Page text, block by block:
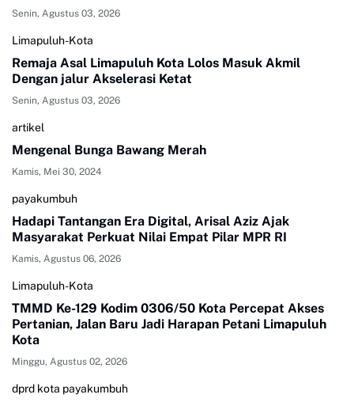
Senin, Agustus 03, 2026
Limapuluh-Kota
Remaja Asal Limapuluh Kota Lolos Masuk Akmil
Dengan jalur Akselerasi Ketat
Senin, Agustus 03, 2026
artikel
Mengenal Bunga Bawang Merah
Kamis, Mei 30, 2024
payakumbuh
Hadapi Tantangan Era Digital, Arisal Aziz Ajak
Masyarakat Perkuat Nilai Empat Pilar MPR RI
Kamis, Agustus 06, 2026
Limapuluh-Kota
TMMD Ke-129 Kodim 0306/50 Kota Percepat Akses
Pertanian, Jalan Baru Jadi Harapan Petani Limapuluh
Kota
Minggu, Agustus 02, 2026
dprd kota payakumbuh